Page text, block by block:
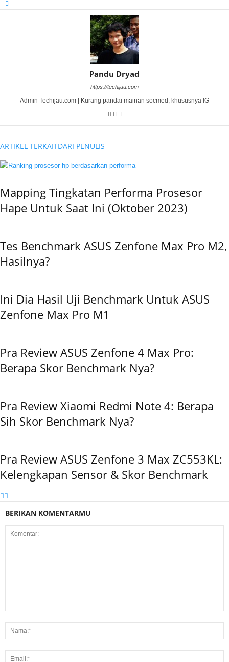
Pandu Dryad
https://techijau.com
Admin Techijau.com | Kurang pandai mainan socmed, khususnya IG
ARTIKEL TERKAITDARI PENULIS
Mapping Tingkatan Performa Prosesor
Hape Untuk Saat Ini (Oktober 2023)
Tes Benchmark ASUS Zenfone Max Pro M2,
Hasilnya?
Ini Dia Hasil Uji Benchmark Untuk ASUS
Zenfone Max Pro M1
Pra Review ASUS Zenfone 4 Max Pro:
Berapa Skor Benchmark Nya?
Pra Review Xiaomi Redmi Note 4: Berapa
Sih Skor Benchmark Nya?
Pra Review ASUS Zenfone 3 Max ZC553KL:
Kelengkapan Sensor & Skor Benchmark
BERIKAN KOMENTARMU